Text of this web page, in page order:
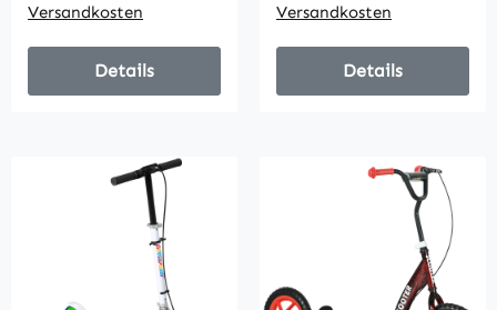
Versandkosten
Details
Versandkosten
Details